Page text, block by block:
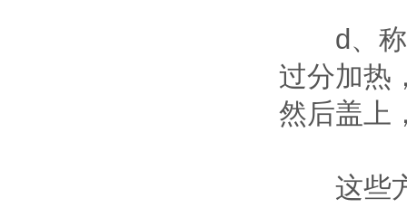
d、称
过分加热
然后盖上
这些方